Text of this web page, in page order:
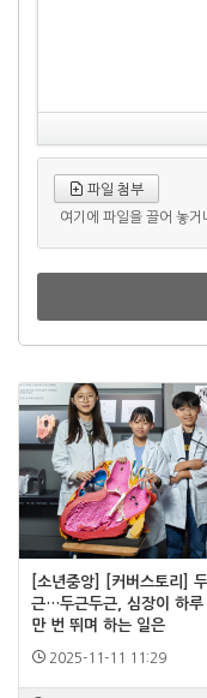
파일 첨부
여기에 파일을 끌어 놓거
[소년중앙] [커버스토리]
근…두근두근, 심장이 하
만 번 뛰며 하는 일은
2025-11-11 11:29